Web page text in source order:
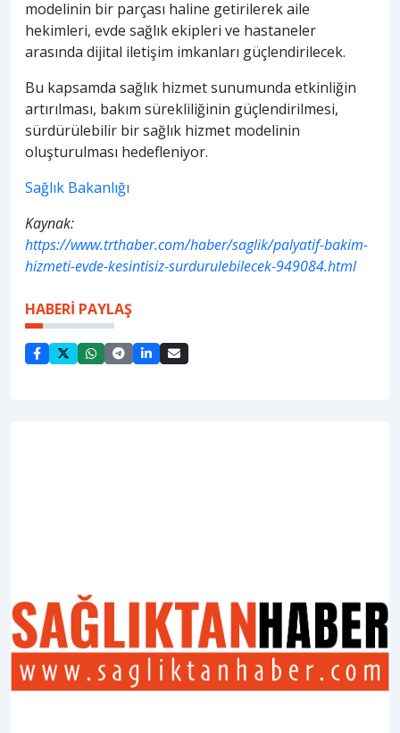
modelinin bir parçası haline getirilerek aile
hekimleri, evde sağlık ekipleri ve hastaneler
arasında dijital iletişim imkanları güçlendirilecek.
Bu kapsamda sağlık hizmet sunumunda etkinliğin
artırılması, bakım sürekliliğinin güçlendirilmesi,
sürdürülebilir bir sağlık hizmet modelinin
oluşturulması hedefleniyor.
Sağlık Bakanlığı
Kaynak:
https://www.trthaber.com/haber/saglik/palyatif-bakim-
hizmeti-evde-kesintisiz-surdurulebilecek-949084.html
HABERİ PAYLAŞ